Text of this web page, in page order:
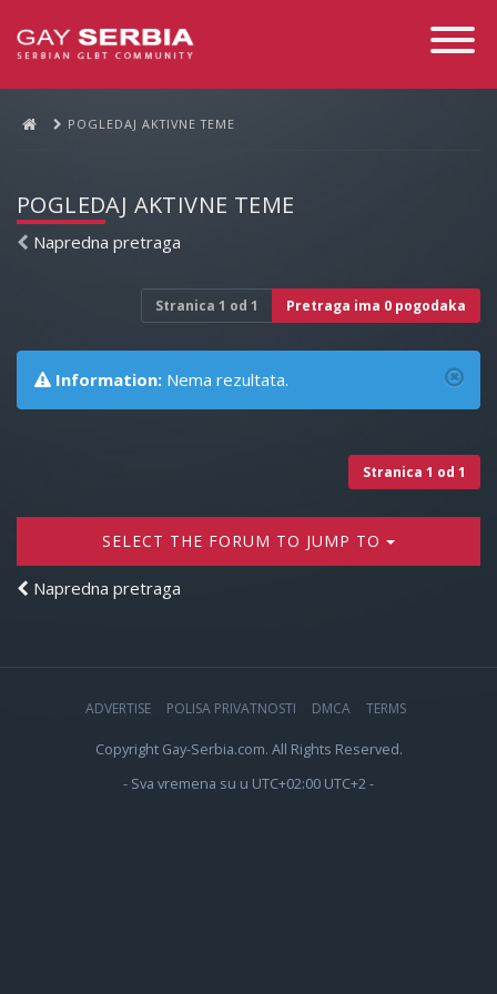
Toggle
POGLEDAJ AKTIVNE TEME
POGLEDAJ AKTIVNE TEME
Napredna pretraga
Stranica 1 od 1 Pretraga ima 0 pogodaka
Information: Nema rezultata.
Stranica 1 od 1
SELECT THE FORUM TO JUMP TO
Napredna pretraga
ADVERTISE POLISA PRIVATNOSTI DMCA TERMS
Copyright Gay-Serbia.com. All Rights Reserved.
- Sva vremena su u UTC+02:00 UTC+2 -